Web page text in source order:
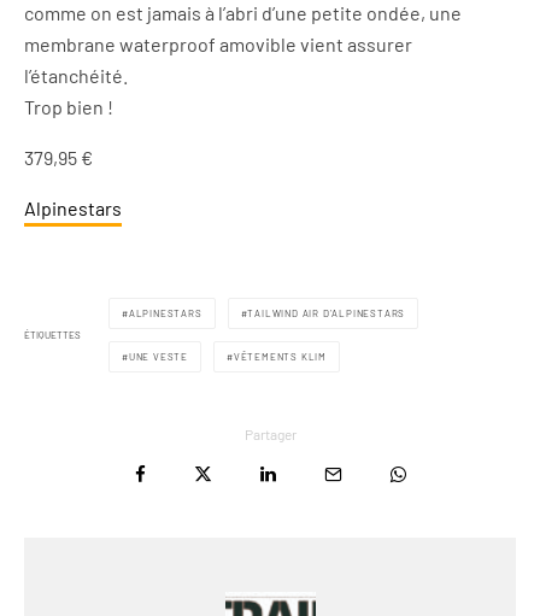
comme on est jamais à l’abri d’une petite ondée, une
membrane waterproof amovible vient assurer
l’étanchéité.
Trop bien !
379,95 €
Alpinestars
ÉTIQUETTES
ALPINESTARS TAILWIND AIR D’ALPINESTARS
UNE VESTE VÊTEMENTS KLIM
Partager